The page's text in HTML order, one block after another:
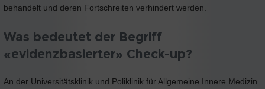
behandelt und deren Fortschreiten verhindert werden.
Was bedeutet der Begriff
«evidenzbasierter» Check-up?
An der Universitätsklinik und Poliklinik für Allgemeine Innere Medizin